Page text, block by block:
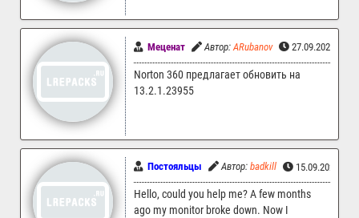
Меценат Автор: ARubanov 27.09.2025
Norton 360 предлагает обновить на
13.2.1.23955
Постояльцы Автор: badkill 15.09.2025
Hello, could you help me? A few months
ago my monitor broke down. Now I